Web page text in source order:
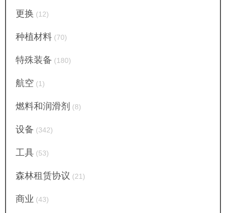
更换 (12)
种植材料 (70)
特殊装备 (180)
航空 (1)
燃料和润滑剂 (8)
设备 (342)
工具 (53)
森林租赁协议 (21)
商业 (43)